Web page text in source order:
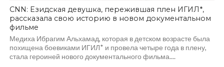
CNN: Езидская девушка, пережившая плен ИГИЛ*,
рассказала свою историю в новом документальном
фильме
Медиха Ибрагим Альхамад, которая в детском возрасте была
похищена боевиками ИГИЛ* и провела четыре года в плену,
стала героиней нового документального фильма....